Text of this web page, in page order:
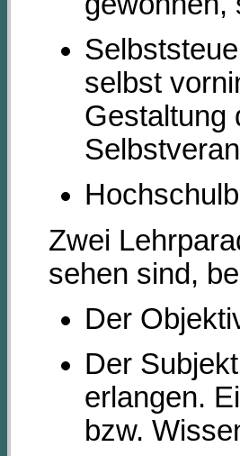
selbst
Gestaltung
Zwei
sehen sind,
Der
Der
erlangen.
bzw.